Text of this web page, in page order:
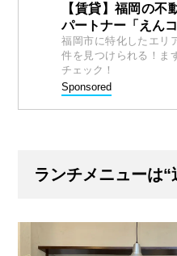
【賃貸】福岡の不
パートナー「えん
福岡市に特化したエリ
件を見つけられる！ま
チェック！
Sponsored
ランチメニューは“